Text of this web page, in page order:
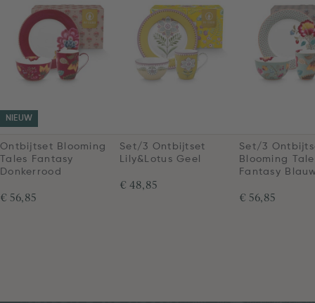
NIEUW
Ontbijtset Blooming
Tales Fantasy
Donkerrood
€ 56,85
Set/3 Ontbijtset
Lily&Lotus Geel
€ 48,85
Set/3
Blooming
Fantasy
€ 56,85